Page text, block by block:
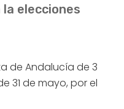
elecciones
de Andalucía de 3
31 de mayo, por el